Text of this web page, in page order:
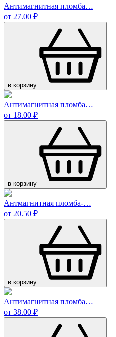
Антимагнитная пломба…
от 27.00 ₽
в корзину
Антимагнитная пломба…
от 18.00 ₽
в корзину
Антмагнитная пломба-…
от 20.50 ₽
в корзину
Антимагнитная пломба…
от 38.00 ₽